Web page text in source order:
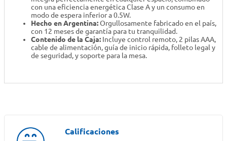
con una eficiencia energética Clase A y un consumo en
modo de espera inferior a 0.5W.
Hecho en Argentina:Orgullosamente fabricado en el país,
con 12 meses de garantía para tu tranquilidad.
Contenido de la Caja: Incluye control remoto, 2 pilas AAA,
cable de alimentación, guía de inicio rápida, folleto legal y
de seguridad, y soporte para la mesa.